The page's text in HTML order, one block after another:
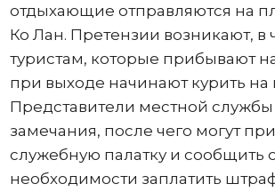
отдыхающие отправляются на
Ко Лан. Претензии возникают, в
туристам, которые прибывают
при выходе начинают курить на
Представители местной
замечания, после чего могут
служебную палатку и сообщить
необходимости заплатить